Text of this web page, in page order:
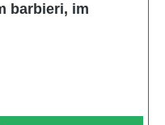
barbieri, im